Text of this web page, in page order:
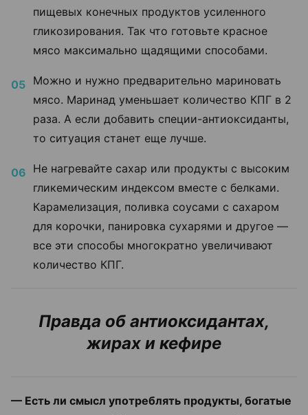
пищевых конечных продуктов усиленного
гликозирования. Так что готовьте красное
мясо максимально щадящими способами.
Можно и нужно предварительно мариновать
мясо. Маринад уменьшает количество КПГ в 2
раза. А если добавить специи-антиоксиданты,
то ситуация станет еще лучше.
Не нагревайте сахар или продукты с высоким
гликемическим индексом вместе с белками.
Карамелизация, поливка соусами с сахаром
для корочки, панировка сухарями и другое —
все эти способы многократно увеличивают
количество КПГ.
Правда об антиоксидантах,
жирах и кефире
— Есть ли смысл употреблять продукты, богатые